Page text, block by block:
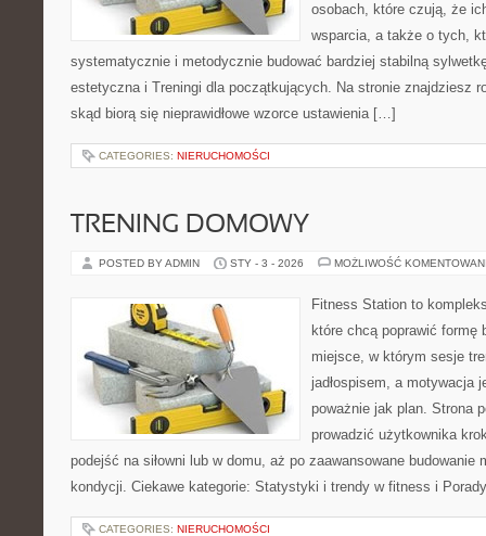
osobach, które czują, że
wsparcia, a także o tych,
systematycznie i metodycznie budować bardziej stabilną
estetyczna i Treningi dla początkujących. Na stronie znajdziesz
skąd biorą się nieprawidłowe wzorce ustawienia […]
CATEGORIES: NIERUCHOMOŚCI
TRENING DOMOWY
POSTED BY ADMIN STY - 3 - 2026 MOŻLIWOŚĆ
Fitness Station to
które chcą poprawić formę
miejsce, w którym sesje
jadłospisem, a motywacja
poważnie jak plan. Strona
prowadzić użytkownika
podejść na siłowni lub w domu, aż po zaawansowane budowanie
kondycji. Ciekawe kategorie: Statystyki i trendy w fitness i
CATEGORIES: NIERUCHOMOŚCI